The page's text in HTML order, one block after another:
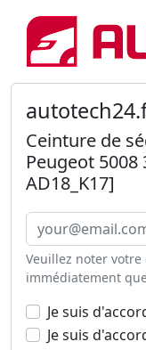
Ceinture de
Peugeot 5008
AD18_K17]
Veuillez noter
immédiatement
Je suis
Je suis